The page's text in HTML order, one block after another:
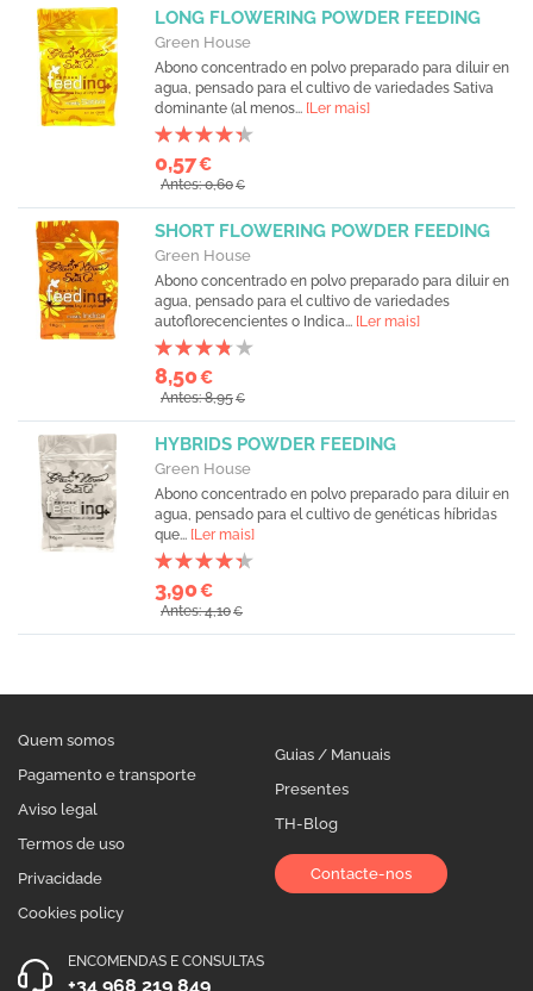
LONG FLOWERING POWDER FEEDING
Green House
Abono concentrado en polvo preparado para diluir en
agua, pensado para el cultivo de variedades Sativa
dominante (al menos... [Ler mais]
0,57€
Antes: 0,60€
SHORT FLOWERING POWDER FEEDING
Green House
Abono concentrado en polvo preparado para diluir en
agua, pensado para el cultivo de variedades
autoflorecencientes o Indica... [Ler mais]
8,50€
Antes: 8,95€
HYBRIDS POWDER FEEDING
Green House
Abono concentrado en polvo preparado para diluir en
agua, pensado para el cultivo de genéticas híbridas
que... [Ler mais]
3,90€
Antes: 4,10€
Quem somos
Pagamento e transporte
Aviso legal
Termos de uso
Privacidade
Cookies policy
Guias / Manuais
Presentes
TH-Blog
Contacte-nos
ENCOMENDAS E CONSULTAS
+34 968 219 849